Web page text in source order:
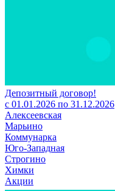
Депозитный договор!
с 01.01.2026 по 31.12.2026
Алексеевская
Марьино
Коммунарка
Юго-Западная
Строгино
Химки
Акции